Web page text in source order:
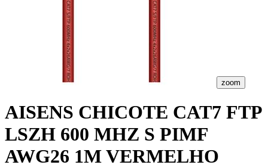
zoom
AISENS CHICOTE CAT7 FTP
LSZH 600 MHZ S PIMF
AWG26 1M VERMELHO